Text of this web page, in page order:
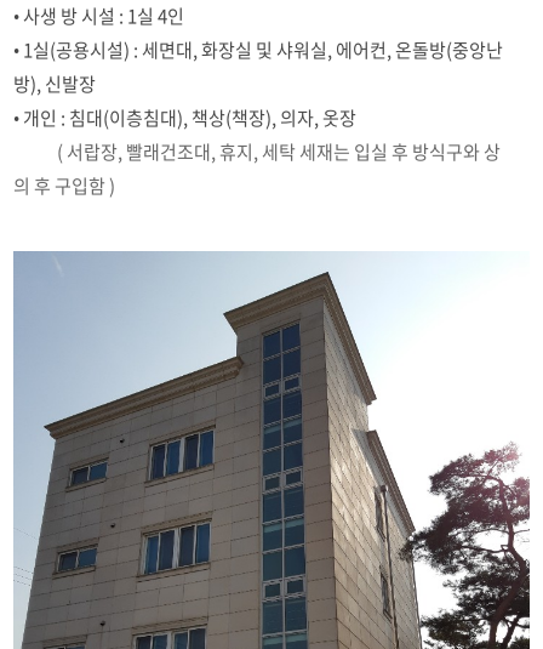
• 사생 방 시설 : 1실 4인
• 1실(공용시설) : 세면대, 화장실 및 샤워실, 에어컨, 온돌방(중앙난
방), 신발장
• 개인 : 침대(이층침대), 책상(책장), 의자, 옷장
( 서랍장, 빨래건조대, 휴지, 세탁 세재는 입실 후 방식구와 상
의 후 구입함 )